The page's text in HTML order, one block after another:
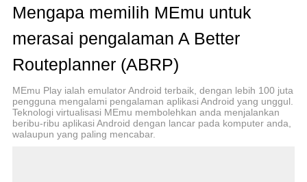
Mengapa memilih MEmu untuk
merasai pengalaman A Better
Routeplanner (ABRP)
MEmu Play ialah emulator Android terbaik, dengan lebih 100 juta
pengguna mengalami pengalaman aplikasi Android yang unggul.
Teknologi virtualisasi MEmu membolehkan anda menjalankan
beribu-ribu aplikasi Android dengan lancar pada komputer anda,
walaupun yang paling mencabar.